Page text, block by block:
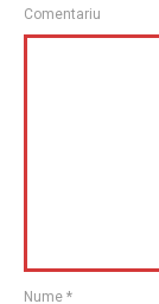
Comentariu
Nume *